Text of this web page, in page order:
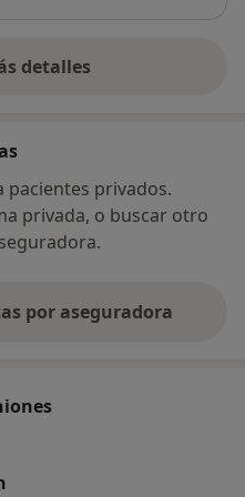
detalles
la dirección
pacientes privados.
privada, o buscar otro
por aseguradora